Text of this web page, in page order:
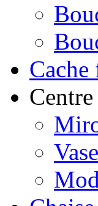
Vase